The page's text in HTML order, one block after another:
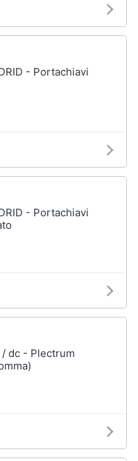
- Portachiavi
- Portachiavi
/ dc - Plectrum